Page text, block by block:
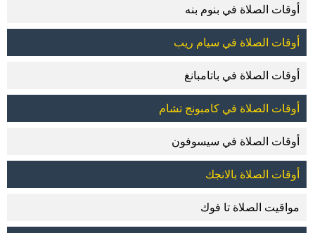
أوقات الصلاة في بنوم بنه
أوقات الصلاة في سيام ريب
أوقات الصلاة في باتامبانغ
أوقات الصلاة في كامبونج تشام
أوقات الصلاة في سيسوفون
أوقات الصلاة بالانجك
مواقيت الصلاة تا فوك